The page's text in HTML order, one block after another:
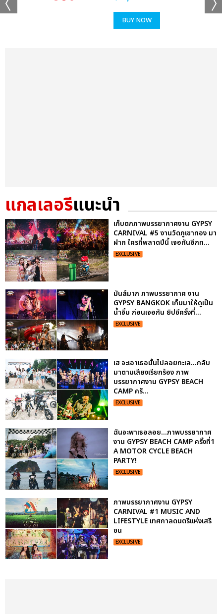
BUY NOW
แกลเลอรีแนะนำ
เก็บตกภาพบรรยากาศงาน GYPSY
CARNIVAL #5 งานวัดภูเขาทอง มา
ฝาก ใครที่พลาดปีนี้ เจอกันอีกท...
EXCLUSIVE
มันส์มาก ภาพบรรยากาศ งาน
GYPSY BANGKOK เก็บมาให้ดูเป็น
น้ำจิ้ม ก่อนเจอกัน ยิปซีครั้งที่...
EXCLUSIVE
เฮ จะเอาเธอนั้นไปลอยทะเล...กลับ
มาตามเสียงเรียกร้อง ภาพ
บรรยากาศงาน GYPSY BEACH
CAMP ครั...
EXCLUSIVE
ฉันจะพาเธอลอย...ภาพบรรยากาศ
งาน GYPSY BEACH CAMP ครั้งที่1
A MOTOR CYCLE BEACH
PARTY!
EXCLUSIVE
ภาพบรรยากาศงาน GYPSY
CARNIVAL #1 MUSIC AND
LIFESTYLE เทศกาลดนตรีแห่งเสรี
ชน
EXCLUSIVE